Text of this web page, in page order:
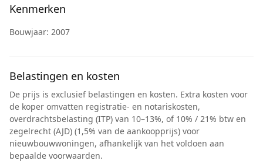
Kenmerken
Bouwjaar: 2007
Belastingen en kosten
De prijs is exclusief belastingen en kosten. Extra kosten voor
de koper omvatten registratie- en notariskosten,
overdrachtsbelasting (ITP) van 10–13%, of 10% / 21% btw en
zegelrecht (AJD) (1,5% van de aankoopprijs) voor
nieuwbouwwoningen, afhankelijk van het voldoen aan
bepaalde voorwaarden.